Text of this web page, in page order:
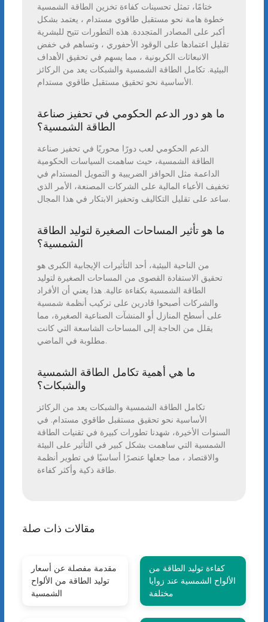
ختامًا، تمثل تحسينات كفاءة تخزين الطاقة الشمسية
خطوة هامة نحو مستقبل طاقوي مستدام ، يعتمد بشكل
أكبر على المصادر المتجددة. هذه التطورات تتيح للبشرية
تقليل اعتمادها على الوقود الأحفوري ، وتساهم في خفض
الانبعاثات الكربونية ، مما يسهم في تحقيق الأهداف
البيئية. تكامل الطاقة الشمسية والشبكات يعد من الركائز
الأساسية نحو تحقيق مستقبل طاقوي مستدام.
ما هو دور الدعم الحكومي في تحفيز صناعة
الطاقة الشمسية؟
الدعم الحكومي لعب دورًا محوريًا في تحفيز صناعة
الطاقة الشمسية، حيث ساهمت السياسات الحكومية
الداعمة مثل الحوافز الضريبية و التمويل المستدام في
تخفيف الأعباء المالية على الشركات المصنعة، الأمر الذي
ساعد على تقليل التكاليف وتحفيز الابتكار في هذا المجال.
ما هو تأثير المساحات الصغيرة لتوليد الطاقة
الشمسية؟
من الناحية البيئية، أحد التأثيرات الإيجابية الكبرى هو
تحقيق الاستفادة القصوى من المساحات الصغيرة لتوليد
الطاقة الشمسية بكفاءة عالية. هذا يعني أن الأفراد
والشركات أصبحوا قادرين على تركيب أنظمة شمسية
على أسطح المنازل أو المنشآت الصناعية الصغيرة، مما
يقلل من الحاجة إلى المساحات الشاسعة التي كانت
مطلوبة في الماضي.
ما هي أهمية تكامل الطاقة الشمسية
والشبكات؟
تكامل الطاقة الشمسية والشبكات يعد من الركائز
الأساسية نحو تحقيق مستقبل طاقوي مستدام. في
السنوات الأخيرة، شهدنا تطورات كبيرة في تقنيات الطاقة
الشمسية التي ساهمت بشكل كبير في التأثير على البيئة
والاقتصاد ، مما جعلها عنصرًا أساسيًا في تطوير أنظمة
طاقة ذكية وأكثر كفاءة.
مقالات ذات صلة
مقدمة مفصلة عن أسعار
توليد الطاقة من الألواح
الشمسية
كفاءة توليد الطاقة من
الألواح الشمسية عند زوايا
مختلفة